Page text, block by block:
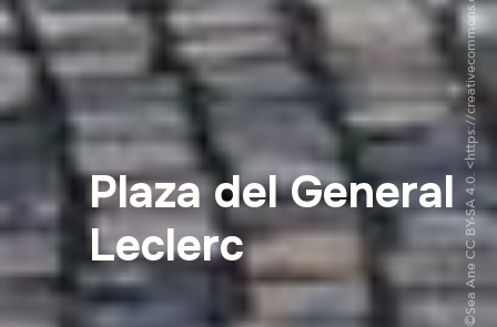
Plaza del General
Leclerc